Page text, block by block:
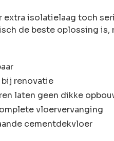
extra isolatielaag toch
de beste oplossing is,
renovatie
laten geen dikke
vloervervanging
cementdekvloer